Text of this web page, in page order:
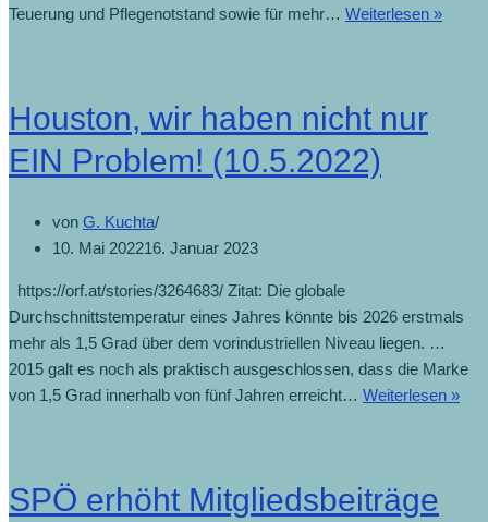
Teuerung und Pflegenotstand sowie für mehr… Weiterlesen »
Houston, wir haben nicht nur
EIN Problem! (10.5.2022)
von G. Kuchta
10. Mai 202216. Januar 2023
https://orf.at/stories/3264683/ Zitat: Die globale
Durchschnittstemperatur eines Jahres könnte bis 2026 erstmals
mehr als 1,5 Grad über dem vorindustriellen Niveau liegen. …
2015 galt es noch als praktisch ausgeschlossen, dass die Marke
von 1,5 Grad innerhalb von fünf Jahren erreicht… Weiterlesen »
SPÖ erhöht Mitgliedsbeiträge